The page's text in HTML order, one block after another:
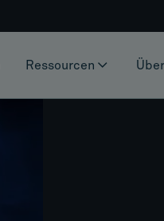
Ressourcen